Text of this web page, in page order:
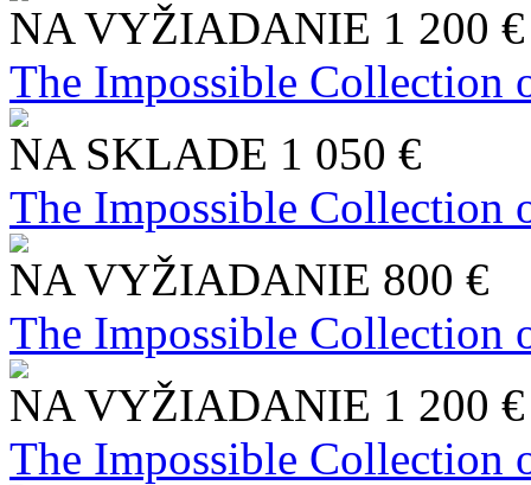
NA VYŽIADANIE 1 200 €
The Impossible Collection
NA SKLADE 1 050 €
The Impossible Collection
NA VYŽIADANIE 800 €
The Impossible Collection
NA VYŽIADANIE 1 200 €
The Impossible Collection